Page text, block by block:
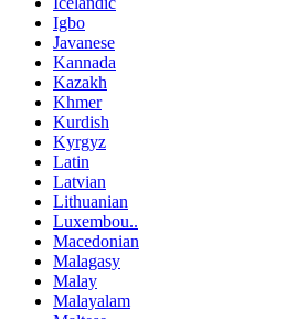
Igbo
Javanese
Kannada
Kazakh
Khmer
Kurdish
Kyrgyz
Latin
Latvian
Lithuanian
Luxembou..
Macedonian
Malagasy
Malay
Malayalam